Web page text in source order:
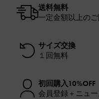
送料無料
一定金額以上の
サイズ交換
１回無料
初回購入10%OFF
会員登録＋ニュ